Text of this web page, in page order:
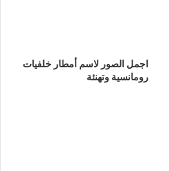
اجمل الصور لاسم أمطار خلفيات
رومانسية وتهنئة